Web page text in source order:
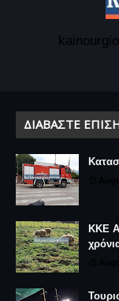
ΔΙΑΒΆΣΤΕ
ΚΚΕ